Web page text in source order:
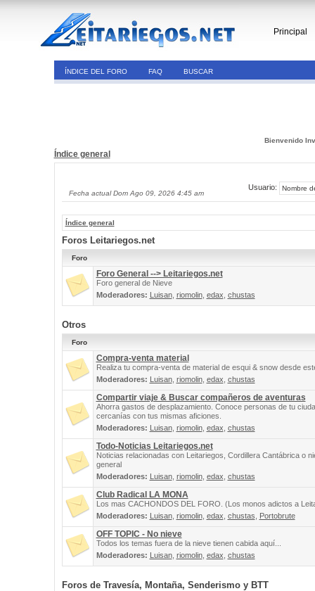
Principal
ÍNDICE DEL FORO FAQ BUSCAR
Bienvenido
Índice general
Fecha actual Dom Ago 09, 2026 4:45 am
Usuario:
Índice general
Foros Leitariegos.net
Foro
Foro General --> Leitariegos.net
Foro general de Nieve
Moderadores: Luisan, riomolin, edax chustas
Otros
Foro
Compra-venta material
Realiza tu compra-venta de material de esqui & snow desde
Moderadores: Luisan, riomolin, edax chustas
Compartir viaje & Buscar compañeros de aventuras
Ahorra gastos de desplazamiento. Conoce personas de tu
cercanías con tus mismas aficiones.
Moderadores: Luisan, riomolin, edax chustas
Todo-Noticias Leitariegos.net
Noticias relacionadas con Leitariegos, Cordillera Cantábrica o
general
Moderadores: Luisan, riomolin, edax chustas
Club Radical LA MONA
Los mas CACHONDOS DEL FORO. (Los monos adictos a
Moderadores: Luisan, riomolin, edax chustas Portobrute
OFF TOPIC - No nieve
Todos los temas fuera de la nieve tienen cabida aquí...
Moderadores: Luisan, riomolin, edax chustas
Foros de Travesía, Montaña, Senderismo y BTT